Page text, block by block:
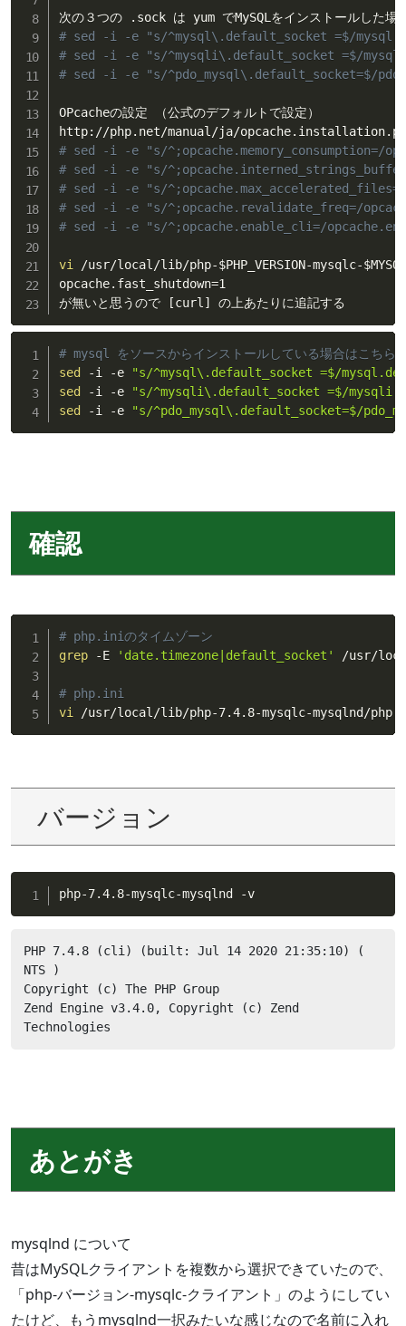
# sed -i -e "s/^mysql\.default_socket =$/
# sed -i -e "s/^mysqli\.default_socket =$/
# sed -i -e "s/^pdo_mysql\.default_socket=$/
OPcacheの設定 （公式のデフォルトで設定）
# sed -i -e "s/^;opcache.memory_consumption=/
# sed -i -e "s/
# sed -i -e "s/^;opcache.max_accelerated_files=/
# sed -i -e "s/^;opcache.revalidate_freq=/
# sed -i -e "s/^;opcache.enable_cli=/
vi /usr/local/lib/php-$PHP_VERSION-mysqlc-
opcache.fast_shutdown=1
が無いと思うので
[curl ] の上あたりに追記する
# mysql をソースからインストールしている場合はこちら
sed -i -e
"s/^mysql\.default_socket =$/
sed -i -e
"s/^mysqli\.default_socket =$/
sed -i -e "s/^pdo_mysql\.default_socket=$/
確認
# php.iniのタイムゾーン
grep -E 'date.timezone|default_socket' /usr/
# php.ini
vi
/usr/local/lib/php-7.4.8-mysqlc-mysqlnd/
バージョン
php-7.4.8-mysqlc-mysqlnd -v
PHP 7.4.8 (cli) (built: Jul 14 2020 21:35:10) (
NTS )
Copyright (c) The PHP Group
Zend Engine v3.4.0, Copyright (c) Zend
Technologies
あとがき
mysqlnd について
昔はMySQLクライアントを複数から選択できていたので、
「php-バージョン-mysqlc-クライアント」のようにしてい
たけど、もうmysqlnd一択みたいな感じなので名前に入れ